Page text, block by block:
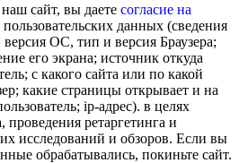
сайт, вы даете согласие на
пользовательских данных (сведения
ОС, тип и версия Браузера;
его экрана; источник откуда
с какого сайта или по какой
какие страницы открывает и на
ip-адрес). в целях
ретаргетинга и
исследований и обзоров. Если вы
обрабатывались, покиньте сайт.